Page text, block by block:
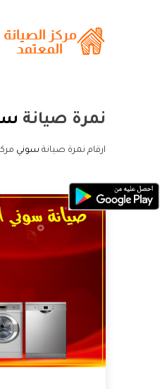
نمرة صيانة
ارقام نمرة صيانة سوني